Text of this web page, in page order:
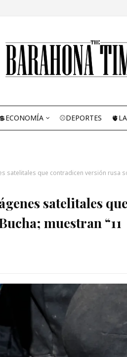
⚾DEPORTES
satelitales que contradicen versión rusa
satelitales que
muestran “11